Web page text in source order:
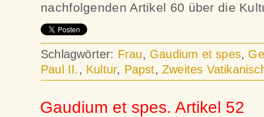
nachfolgenden Artikel 60 über die
Schlagwörter: Frau, Gaudium et spes,
Paul II., Kultur, Papst,Zweites
Gaudium et spes. Artikel 52